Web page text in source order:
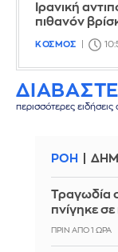
Ιρανική
πιθανόν
ΚΟΣΜΟΣ
περισσότερες
ΡΟΗ
Τραγωδία
πνίγηκε σε
ΠΡΙΝ ΑΠΌ 1 ΏΡΑ